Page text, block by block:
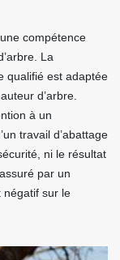
compétence
La
qualifié est adaptée
d’arbre.
à un
travail d’abattage
ni le résultat
par un
négatif sur le